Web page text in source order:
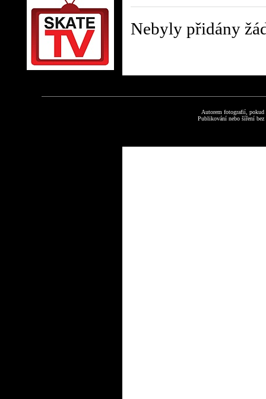
Nebyly přidány
Autorem fotografií, pokud
Publikování nebo šíření bez